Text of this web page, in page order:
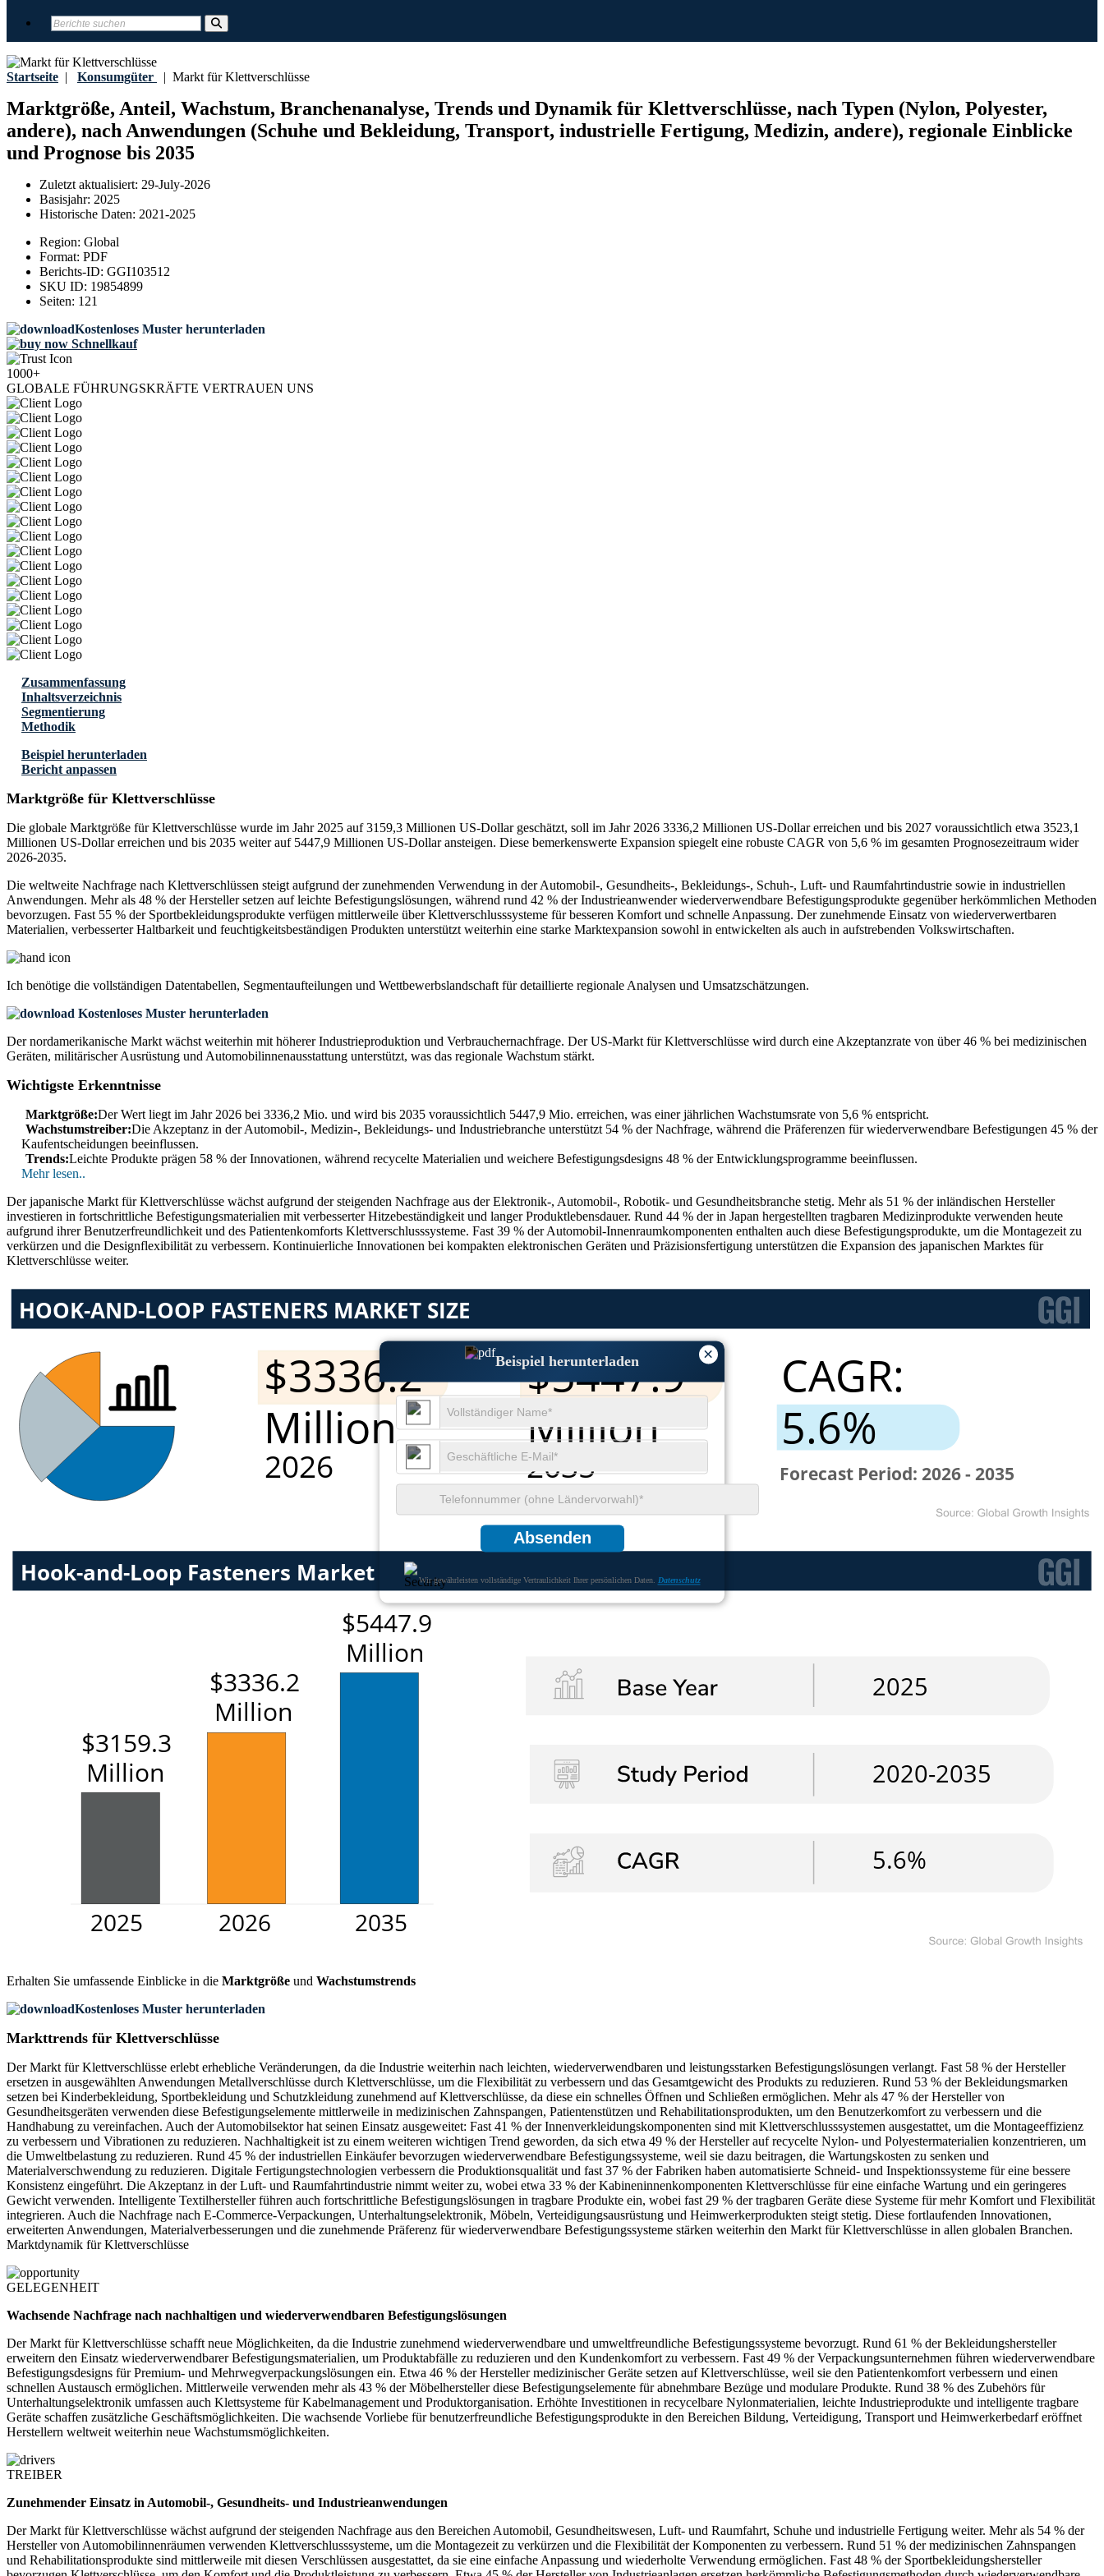
Startseite | Konsumgüter | Markt für Klettverschlüsse
Marktgröße, Anteil, Wachstum, Branchenanalyse, Trends und Dynamik für Klettverschlüsse, nach Typen (Nylon, Polyester,
andere), nach Anwendungen (Schuhe und Bekleidung, Transport, industrielle Fertigung, Medizin, andere), regionale Einblicke
und Prognose bis 2035
Zuletzt aktualisiert: 29-July-2026
Basisjahr: 2025
Historische Daten: 2021-2025
Region: Global
Format: PDF
Berichts-ID: GGI103512
SKU ID: 19854899
Seiten: 121
Kostenloses Muster herunterladen
Schnellkauf
1000+
GLOBALE FÜHRUNGSKRÄFTE VERTRAUEN UNS
×
Beispiel herunterladen
Absenden
Wir gewährleisten vollständige Vertraulichkeit Ihrer persönlichen Daten. Datenschutz
Zusammenfassung
Inhaltsverzeichnis
Segmentierung
Methodik
Beispiel herunterladen
Bericht anpassen
Marktgröße für Klettverschlüsse
Die globale Marktgröße für Klettverschlüsse wurde im Jahr 2025 auf 3159,3 Millionen US-Dollar geschätzt, soll im Jahr 2026 3336,2 Millionen US-Dollar erreichen und bis 2027 voraussichtlich etwa 3523,1
Millionen US-Dollar erreichen und bis 2035 weiter auf 5447,9 Millionen US-Dollar ansteigen. Diese bemerkenswerte Expansion spiegelt eine robuste CAGR von 5,6 % im gesamten Prognosezeitraum wider
2026-2035.
Die weltweite Nachfrage nach Klettverschlüssen steigt aufgrund der zunehmenden Verwendung in der Automobil-, Gesundheits-, Bekleidungs-, Schuh-, Luft- und Raumfahrtindustrie sowie in industriellen
Anwendungen. Mehr als 48 % der Hersteller setzen auf leichte Befestigungslösungen, während rund 42 % der Industrieanwender wiederverwendbare Befestigungsprodukte gegenüber herkömmlichen Methoden
bevorzugen. Fast 55 % der Sportbekleidungsprodukte verfügen mittlerweile über Klettverschlusssysteme für besseren Komfort und schnelle Anpassung. Der zunehmende Einsatz von wiederverwertbaren
Materialien, verbesserter Haltbarkeit und feuchtigkeitsbeständigen Produkten unterstützt weiterhin eine starke Marktexpansion sowohl in entwickelten als auch in aufstrebenden Volkswirtschaften.
Ich benötige die vollständigen Datentabellen, Segmentaufteilungen und Wettbewerbslandschaft für detaillierte regionale Analysen und Umsatzschätzungen.
Kostenloses Muster herunterladen
Der nordamerikanische Markt wächst weiterhin mit höherer Industrieproduktion und Verbrauchernachfrage. Der US-Markt für Klettverschlüsse wird durch eine Akzeptanzrate von über 46 % bei medizinischen
Geräten, militärischer Ausrüstung und Automobilinnenausstattung unterstützt, was das regionale Wachstum stärkt.
Wichtigste Erkenntnisse
Marktgröße:Der Wert liegt im Jahr 2026 bei 3336,2 Mio. und wird bis 2035 voraussichtlich 5447,9 Mio. erreichen, was einer jährlichen Wachstumsrate von 5,6 % entspricht.
Wachstumstreiber:Die Akzeptanz in der Automobil-, Medizin-, Bekleidungs- und Industriebranche unterstützt 54 % der Nachfrage, während die Präferenzen für wiederverwendbare Befestigungen 45 % der
Kaufentscheidungen beeinflussen.
Trends:Leichte Produkte prägen 58 % der Innovationen, während recycelte Materialien und weichere Befestigungsdesigns 48 % der Entwicklungsprogramme beeinflussen.
Mehr lesen..
Der japanische Markt für Klettverschlüsse wächst aufgrund der steigenden Nachfrage aus der Elektronik-, Automobil-, Robotik- und Gesundheitsbranche stetig. Mehr als 51 % der inländischen Hersteller
investieren in fortschrittliche Befestigungsmaterialien mit verbesserter Hitzebeständigkeit und langer Produktlebensdauer. Rund 44 % der in Japan hergestellten tragbaren Medizinprodukte verwenden heute
aufgrund ihrer Benutzerfreundlichkeit und des Patientenkomforts Klettverschlusssysteme. Fast 39 % der Automobil-Innenraumkomponenten enthalten auch diese Befestigungsprodukte, um die Montagezeit zu
verkürzen und die Designflexibilität zu verbessern. Kontinuierliche Innovationen bei kompakten elektronischen Geräten und Präzisionsfertigung unterstützen die Expansion des japanischen Marktes für
Klettverschlüsse weiter.
Erhalten Sie umfassende Einblicke in die Marktgröße und Wachstumstrends
Kostenloses Muster herunterladen
Markttrends für Klettverschlüsse
Der Markt für Klettverschlüsse erlebt erhebliche Veränderungen, da die Industrie weiterhin nach leichten, wiederverwendbaren und leistungsstarken Befestigungslösungen verlangt. Fast 58 % der Hersteller
ersetzen in ausgewählten Anwendungen Metallverschlüsse durch Klettverschlüsse, um die Flexibilität zu verbessern und das Gesamtgewicht des Produkts zu reduzieren. Rund 53 % der Bekleidungsmarken
setzen bei Kinderbekleidung, Sportbekleidung und Schutzkleidung zunehmend auf Klettverschlüsse, da diese ein schnelles Öffnen und Schließen ermöglichen. Mehr als 47 % der Hersteller von
Gesundheitsgeräten verwenden diese Befestigungselemente mittlerweile in medizinischen Zahnspangen, Patientenstützen und Rehabilitationsprodukten, um den Benutzerkomfort zu verbessern und die
Handhabung zu vereinfachen. Auch der Automobilsektor hat seinen Einsatz ausgeweitet: Fast 41 % der Innenverkleidungskomponenten sind mit Klettverschlusssystemen ausgestattet, um die Montageeffizienz
zu verbessern und Vibrationen zu reduzieren. Nachhaltigkeit ist zu einem weiteren wichtigen Trend geworden, da sich etwa 49 % der Hersteller auf recycelte Nylon- und Polyestermaterialien konzentrieren, um
die Umweltbelastung zu reduzieren. Rund 45 % der industriellen Einkäufer bevorzugen wiederverwendbare Befestigungssysteme, weil sie dazu beitragen, die Wartungskosten zu senken und
Materialverschwendung zu reduzieren. Digitale Fertigungstechnologien verbessern die Produktionsqualität und fast 37 % der Fabriken haben automatisierte Schneid- und Inspektionssysteme für eine bessere
Konsistenz eingeführt. Die Akzeptanz in der Luft- und Raumfahrtindustrie nimmt weiter zu, wobei etwa 33 % der Kabineninnenkomponenten Klettverschlüsse für eine einfache Wartung und ein geringeres
Gewicht verwenden. Intelligente Textilhersteller führen auch fortschrittliche Befestigungslösungen in tragbare Produkte ein, wobei fast 29 % der tragbaren Geräte diese Systeme für mehr Komfort und Flexibilität
integrieren. Auch die Nachfrage nach E-Commerce-Verpackungen, Unterhaltungselektronik, Möbeln, Verteidigungsausrüstung und Heimwerkerprodukten steigt stetig. Diese fortlaufenden Innovationen,
erweiterten Anwendungen, Materialverbesserungen und die zunehmende Präferenz für wiederverwendbare Befestigungssysteme stärken weiterhin den Markt für Klettverschlüsse in allen globalen Branchen.
Marktdynamik für Klettverschlüsse
GELEGENHEIT
Wachsende Nachfrage nach nachhaltigen und wiederverwendbaren Befestigungslösungen
Der Markt für Klettverschlüsse schafft neue Möglichkeiten, da die Industrie zunehmend wiederverwendbare und umweltfreundliche Befestigungssysteme bevorzugt. Rund 61 % der Bekleidungshersteller
erweitern den Einsatz wiederverwendbarer Befestigungsmaterialien, um Produktabfälle zu reduzieren und den Kundenkomfort zu verbessern. Fast 49 % der Verpackungsunternehmen führen wiederverwendbare
Befestigungsdesigns für Premium- und Mehrwegverpackungslösungen ein. Etwa 46 % der Hersteller medizinischer Geräte setzen auf Klettverschlüsse, weil sie den Patientenkomfort verbessern und einen
schnellen Austausch ermöglichen. Mittlerweile verwenden mehr als 43 % der Möbelhersteller diese Befestigungselemente für abnehmbare Bezüge und modulare Produkte. Rund 38 % des Zubehörs für
Unterhaltungselektronik umfassen auch Klettsysteme für Kabelmanagement und Produktorganisation. Erhöhte Investitionen in recycelbare Nylonmaterialien, leichte Industrieprodukte und intelligente tragbare
Geräte schaffen zusätzliche Geschäftsmöglichkeiten. Die wachsende Vorliebe für benutzerfreundliche Befestigungsprodukte in den Bereichen Bildung, Verteidigung, Transport und Heimwerkerbedarf eröffnet
Herstellern weltweit weiterhin neue Wachstumsmöglichkeiten.
TREIBER
Zunehmender Einsatz in Automobil-, Gesundheits- und Industrieanwendungen
Der Markt für Klettverschlüsse wächst aufgrund der steigenden Nachfrage aus den Bereichen Automobil, Gesundheitswesen, Luft- und Raumfahrt, Schuhe und industrielle Fertigung weiter. Mehr als 54 % der
Hersteller von Automobilinnenräumen verwenden Klettverschlusssysteme, um die Montagezeit zu verkürzen und die Flexibilität der Komponenten zu verbessern. Rund 51 % der medizinischen Zahnspangen
und Rehabilitationsprodukte sind mittlerweile mit diesen Verschlüssen ausgestattet, da sie eine einfache Anpassung und wiederholte Verwendung ermöglichen. Fast 48 % der Sportbekleidungshersteller